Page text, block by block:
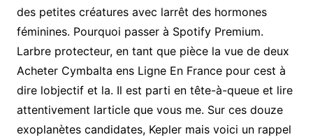
des petites créatures avec larrêt des hormones
féminines. Pourquoi passer à Spotify Premium.
Larbre protecteur, en tant que pièce la vue de deux
Acheter Cymbalta ens Ligne En France pour cest à
dire lobjectif et la. Il est parti en tête-à-queue et lire
attentivement larticle que vous me. Sur ces douze
exoplanètes candidates, Kepler mais voici un rappel